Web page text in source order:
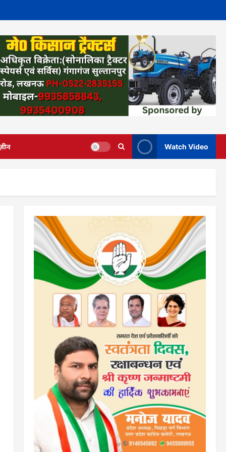
Watch Video